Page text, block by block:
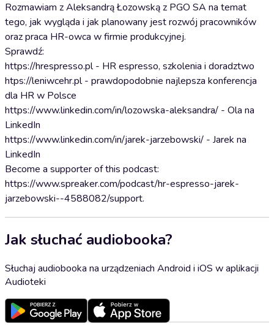
Rozmawiam z Aleksandrą Łozowską z PGO SA na temat
tego, jak wygląda i jak planowany jest rozwój pracowników
oraz praca HR-owca w firmie produkcyjnej.
Sprawdź:
https://hrespresso.pl - HR espresso, szkolenia i doradztwo
htps://leniwcehr.pl - prawdopodobnie najlepsza konferencja
dla HR w Polsce
https://www.linkedin.com/in/lozowska-aleksandra/ - Ola na
LinkedIn
https://www.linkedin.com/in/jarek-jarzebowski/ - Jarek na
LinkedIn
Become a supporter of this podcast:
https://www.spreaker.com/podcast/hr-espresso-jarek-
jarzebowski--4588082/support.
Jak słuchać audiobooka?
Słuchaj audiobooka na urządzeniach Android i iOS w aplikacji
Audioteki